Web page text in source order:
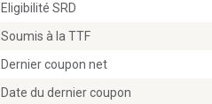
Eligibilité SRD
Soumis à la TTF
Dernier coupon net
Date du dernier coupon